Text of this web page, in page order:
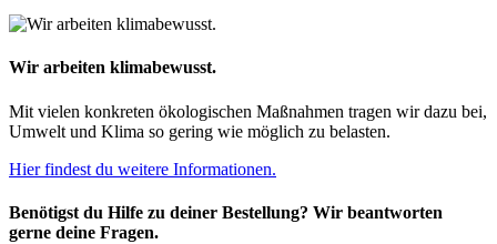
Wir arbeiten klimabewusst.
Mit vielen konkreten ökologischen Maßnahmen tragen wir dazu bei,
Umwelt und Klima so gering wie möglich zu belasten.
Hier findest du weitere Informationen.
Benötigst du Hilfe zu deiner Bestellung? Wir beantworten
gerne deine Fragen.